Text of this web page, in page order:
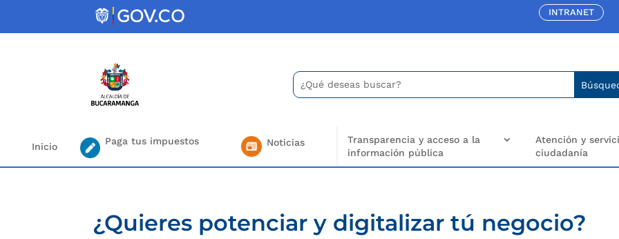
INTRANET
Buscar:
Search
for...
Inicio Paga tus impuestos Noticias
Transparencia y acceso a la
información pública
Atención y
ciudadanía
¿Quieres potenciar y digitalizar tú negocio?